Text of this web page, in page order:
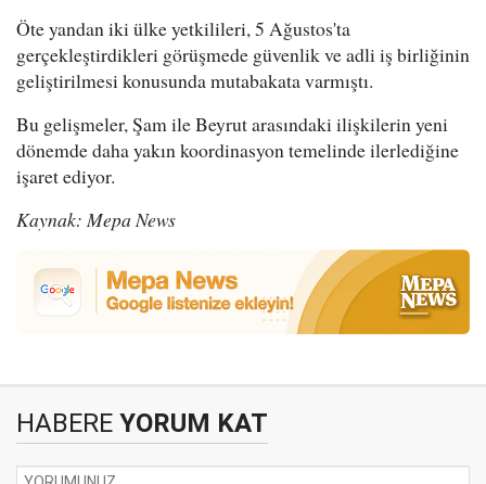
Öte yandan iki ülke yetkilileri, 5 Ağustos'ta
gerçekleştirdikleri görüşmede güvenlik ve adli iş birliğinin
geliştirilmesi konusunda mutabakata varmıştı.
Bu gelişmeler, Şam ile Beyrut arasındaki ilişkilerin yeni
dönemde daha yakın koordinasyon temelinde ilerlediğine
işaret ediyor.
Kaynak: Mepa News
HABERE YORUM KAT